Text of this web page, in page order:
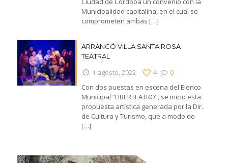
Municipalidad capitalina, en el cual se
comprometen ambas […]
ARRANCÓ VILLA SANTA ROSA
TEATRAL
1 agosto, 2022 0
4
Con dos puestas en escena del Elenco
Municipal “LIBERTEATRO”, se inicio esta
propuesta artística generada por la Dir.
de Cultura y Turismo, que a modo de
[…]